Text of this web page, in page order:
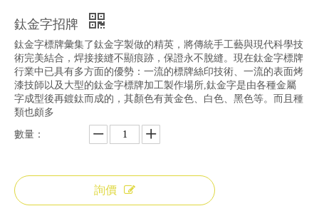
鈦金字招牌
鈦金字標牌彙集了鈦金字製做的精英，將傳統手工藝與現代科學技
術完美結合，焊接接縫不顯痕跡，保證永不脫縫。現在鈦金字標牌
行業中已具有多方面的優勢：一流的標牌絲印技術、一流的表面烤
漆技師以及大型的鈦金字標牌加工製作場所,鈦金字是由各種金屬
字成型後再鍍鈦而成的，其顏色有黃金色、白色、黑色等。而且種
類也頗多
數量：
詢價